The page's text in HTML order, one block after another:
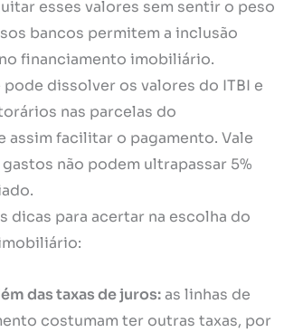
esses valores sem sentir o peso
bancos permitem a inclusão
financiamento imobiliário.
dissolver os valores do ITBI e
nas parcelas do
assim facilitar o pagamento. Vale
não podem ultrapassar 5%
dicas para acertar na escolha do
das taxas de juros:as linhas de
costumam ter outras taxas, por